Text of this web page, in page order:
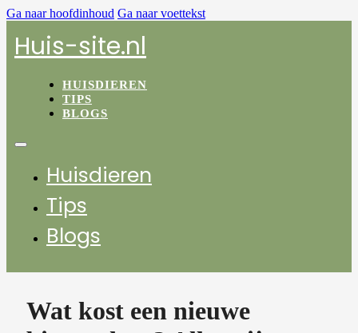
Ga naar hoofdinhoud Ga naar voettekst
Huis-site.nl
HUISDIEREN
TIPS
BLOGS
Huisdieren
Tips
Blogs
Wat kost een nieuwe